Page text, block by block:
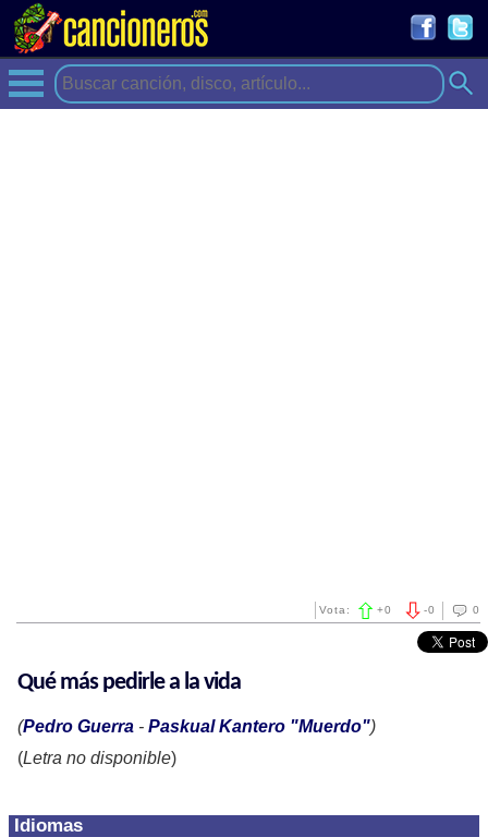
0
-0
Vota: +0
Idiomas
Qué más pedirle a la vida
(Pedro Guerra - Paskual Kantero "Muerdo")
(Letra no disponible)